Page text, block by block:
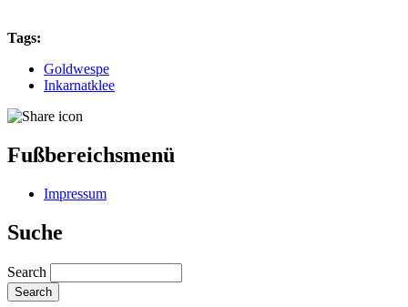
Tags:
Goldwespe
Inkarnatklee
Fußbereichsmenü
Impressum
Suche
Search